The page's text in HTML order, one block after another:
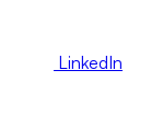
LinkedIn